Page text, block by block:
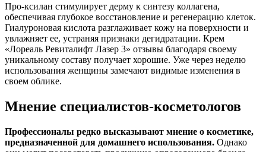
Про-ксилан стимулирует дерму к синтезу коллагена,
обеспечивая глубокое восстановление и регенерацию клеток.
Гиалуроновая кислота разглаживает кожу на поверхности и
увлажняет ее, устраняя признаки дегидратации. Крем
«Лореаль Ревиталифт Лазер 3» отзывы благодаря своему
уникальному составу получает хорошие. Уже через неделю
использования женщины замечают видимые изменения в
своем облике.
Мнение специалистов-косметологов
Профессионалы редко высказывают мнение о косметике,
предназначенной для домашнего использования. Однако